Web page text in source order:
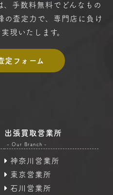
、手数料無料で どんなもの
の査定力で、専門店に 負け
現いたします。
定フォーム
出張買取営業所
- Our Branch -
神奈川営業所
東京営業所
石川営業所